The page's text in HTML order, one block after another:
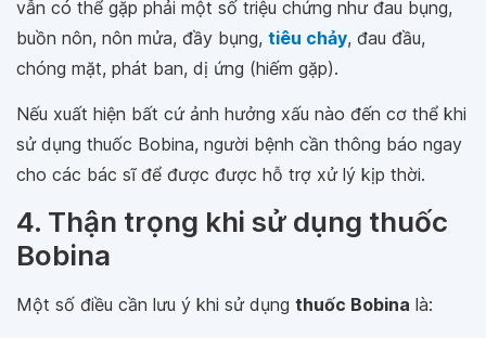
vẫn có thể gặp phải một số triệu chứng như đau bụng,
buồn nôn, nôn mửa, đầy bụng, tiêu chảy, đau đầu,
chóng mặt, phát ban, dị ứng (hiếm gặp).
Nếu xuất hiện bất cứ ảnh hưởng xấu nào đến cơ thể khi
sử dụng thuốc Bobina, người bệnh cần thông báo ngay
cho các bác sĩ để được được hỗ trợ xử lý kịp thời.
4. Thận trọng khi sử dụng thuốc
Bobina
Một số điều cần lưu ý khi sử dụng thuốc Bobina là: